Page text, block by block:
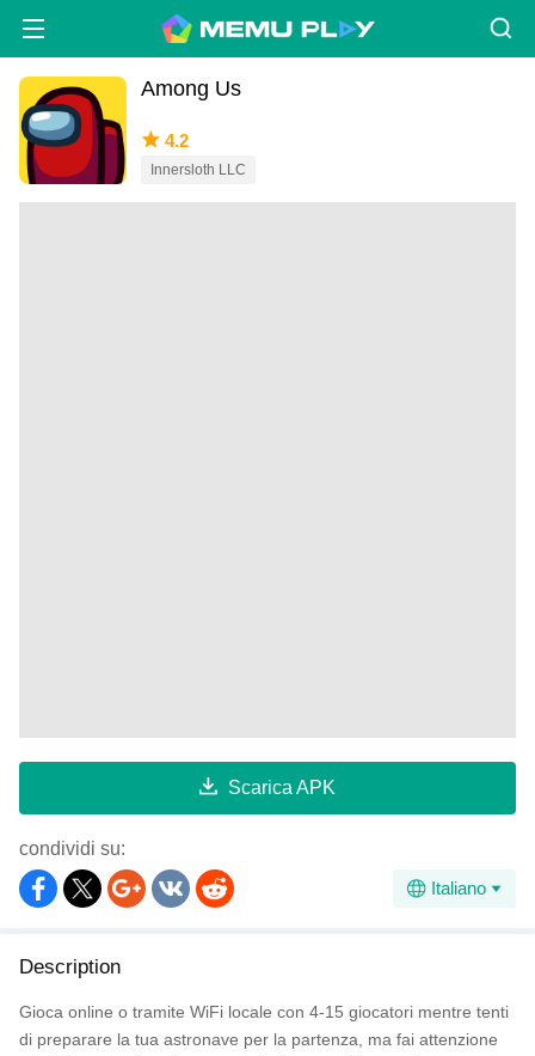
Among Us
4.2
Innersloth LLC
Scarica APK
condividi su:
Italiano
Description
Gioca online o tramite WiFi locale con 4-15 giocatori mentre tenti
di preparare la tua astronave per la partenza, ma fai attenzione